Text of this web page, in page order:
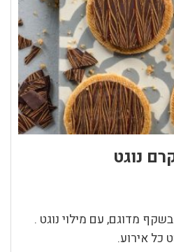
נוגט
מדוגם, עם מילוי נוגט .
כל אירוע.